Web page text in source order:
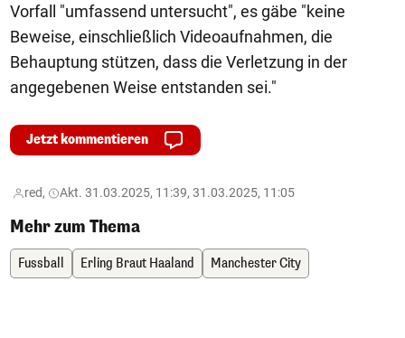
Vorfall "umfassend untersucht", es gäbe "keine
Beweise, einschließlich Videoaufnahmen, die
Behauptung stützen, dass die Verletzung in der
angegebenen Weise entstanden sei."
Jetzt kommentieren
red, Akt. 31.03.2025, 11:39, 31.03.2025, 11:05
Mehr zum Thema
Fussball Erling Braut Haaland Manchester City